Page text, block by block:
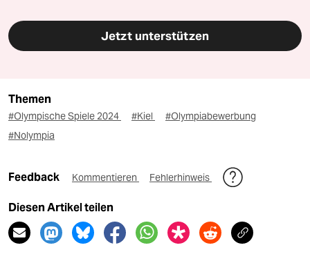
Jetzt unterstützen
Themen
#Olympische Spiele 2024 #Kiel
#Olympiabewerbung
#Nolympia
Feedback Kommentieren Fehlerhinweis
Diesen Artikel teilen